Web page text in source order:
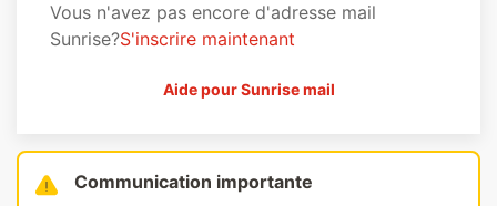
Vous n'avez pas encore d'adresse mail
Sunrise?S'inscrire maintenant
Aide pour Sunrise mail
Communication importante